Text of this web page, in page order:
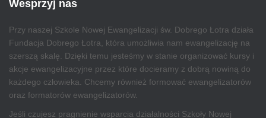
Wesprzyj nas
Przy naszej Szkole Nowej Ewangelizacji św. Dobrego Łotra działa
Fundacja Dobrego Łotra, która umożliwia nam ewangelizację na
szerszą skalę. Dzięki temu jesteśmy w stanie organizować kursy i
akcje ewangelizacyjne przez które docieramy z dobrą nowiną do
każdego człowieka. Chcemy również formować ewangelizatorów
oraz formatorów ewangelizatorów.
Jeśli czujesz pragnienie wsparcia działalności Szkoły Nowej